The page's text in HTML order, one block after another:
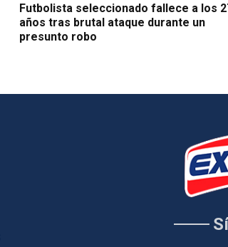
Futbolista seleccionado fallece a los
años tras brutal ataque durante un
presunto robo